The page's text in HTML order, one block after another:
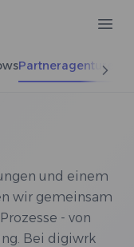
Partneragenturen
und einem
wir gemeinsam
- von
Bei digiwrk